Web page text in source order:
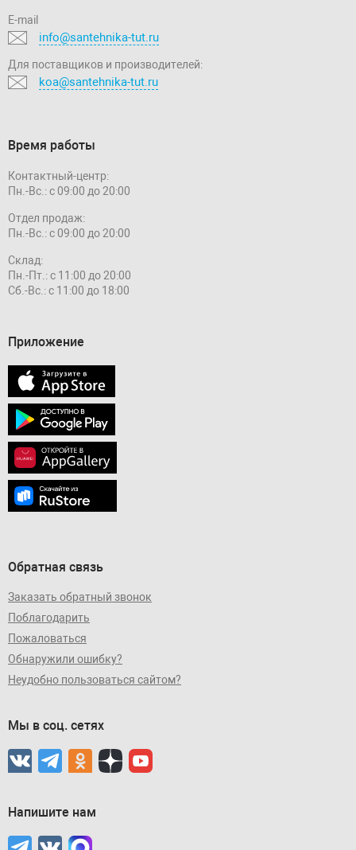
E-mail
info@santehnika-tut.ru
Для поставщиков и производителей:
koa@santehnika-tut.ru
Время работы
Контактный-центр:
Пн.-Вс.: с 09:00 до 20:00
Отдел продаж:
Пн.-Вс.: с 09:00 до 20:00
Склад:
Пн.-Пт.: с 11:00 до 20:00
Сб.-Вс.: с 11:00 до 18:00
Приложение
Обратная связь
Заказать обратный звонок
Поблагодарить
Пожаловаться
Обнаружили ошибку?
Неудобно пользоваться сайтом?
Мы в соц. сетях
Напишите нам